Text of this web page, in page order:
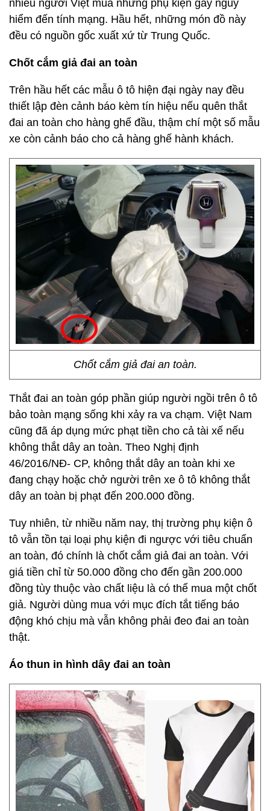
nhiều người Việt mua những phụ kiện gây nguy
hiểm đến tính mạng. Hầu hết, những món đồ này
đều có nguồn gốc xuất xứ từ Trung Quốc.
Chốt cắm giả đai an toàn
Trên hầu hết các mẫu ô tô hiện đại ngày nay đều
thiết lập đèn cảnh báo kèm tín hiệu nếu quên thắt
đai an toàn cho hàng ghế đầu, thậm chí một số mẫu
xe còn cảnh báo cho cả hàng ghế hành khách.
Chốt cắm giả đai an toàn.
Thắt đai an toàn góp phần giúp người ngồi trên ô tô
bảo toàn mạng sống khi xảy ra va chạm. Việt Nam
cũng đã áp dụng mức phạt tiền cho cả tài xế nếu
không thắt dây an toàn. Theo Nghị định
46/2016/NĐ- CP, không thắt dây an toàn khi xe
đang chạy hoặc chở người trên xe ô tô không thắt
dây an toàn bị phạt đến 200.000 đồng.
Tuy nhiên, từ nhiều năm nay, thị trường phụ kiện ô
tô vẫn tồn tại loại phụ kiện đi ngược với tiêu chuẩn
an toàn, đó chính là chốt cắm giả đai an toàn. Với
giá tiền chỉ từ 50.000 đồng cho đến gần 200.000
đồng tùy thuộc vào chất liệu là có thể mua một chốt
giả. Người dùng mua với mục đích tắt tiếng báo
động khó chịu mà vẫn không phải đeo đai an toàn
thật.
Áo thun in hình dây đai an toàn